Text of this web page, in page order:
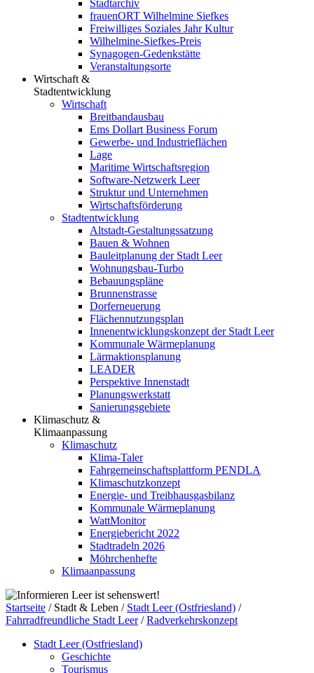
Stadtarchiv
frauenORT Wilhelmine Siefkes
Freiwilliges Soziales Jahr Kultur
Wilhelmine-Siefkes-Preis
Synagogen-Gedenkstätte
Veranstaltungsorte
Wirtschaft &
Stadtentwicklung
Wirtschaft
Breitbandausbau
Ems Dollart Business Forum
Gewerbe- und Industrieflächen
Lage
Maritime Wirtschaftsregion
Software-Netzwerk Leer
Struktur und Unternehmen
Wirtschaftsförderung
Stadtentwicklung
Altstadt-Gestaltungssatzung
Bauen & Wohnen
Bauleitplanung der Stadt Leer
Wohnungsbau-Turbo
Bebauungspläne
Brunnenstrasse
Dorferneuerung
Flächennutzungsplan
Innenentwicklungskonzept der Stadt Leer
Kommunale Wärmeplanung
Lärmaktionsplanung
LEADER
Perspektive Innenstadt
Planungswerkstatt
Sanierungsgebiete
Klimaschutz &
Klimaanpassung
Klimaschutz
Klima-Taler
Fahrgemeinschaftsplattform PENDLA
Klimaschutzkonzept
Energie- und Treibhausgasbilanz
Kommunale Wärmeplanung
WattMonitor
Energiebericht 2022
Stadtradeln 2026
Möhrchenhefte
Klimaanpassung
Leer ist sehenswert!
Startseite / Stadt & Leben / Stadt Leer (Ostfriesland) /
Fahrradfreundliche Stadt Leer/Radverkehrskonzept
Stadt Leer (Ostfriesland)
Geschichte
Tourismus